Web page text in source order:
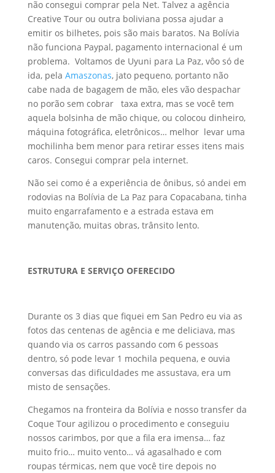
não consegui comprar pela Net. Talvez a agência
Creative Tour ou outra boliviana possa ajudar a
emitir os bilhetes, pois são mais baratos. Na Bolívia
não funciona Paypal, pagamento internacional é um
problema. Voltamos de Uyuni para La Paz, vôo só de
ida, pela Amaszonas, jato pequeno, portanto não
cabe nada de bagagem de mão, eles vão despachar
no porão sem cobrar taxa extra, mas se você tem
aquela bolsinha de mão chique, ou colocou dinheiro,
máquina fotográfica, eletrônicos… melhor levar uma
mochilinha bem menor para retirar esses itens mais
caros. Consegui comprar pela internet.
Não sei como é a experiência de ônibus, só andei em
rodovias na Bolívia de La Paz para Copacabana, tinha
muito engarrafamento e a estrada estava em
manutenção, muitas obras, trânsito lento.
ESTRUTURA E SERVIÇO OFERECIDO
Durante os 3 dias que fiquei em San Pedro eu via as
fotos das centenas de agência e me deliciava, mas
quando via os carros passando com 6 pessoas
dentro, só pode levar 1 mochila pequena, e ouvia
conversas das dificuldades me assustava, era um
misto de sensações.
Chegamos na fronteira da Bolívia e nosso transfer da
Coque Tour agilizou o procedimento e conseguiu
nossos carimbos, por que a fila era imensa… faz
muito frio… muito vento… vá agasalhado e com
roupas térmicas, nem que você tire depois no